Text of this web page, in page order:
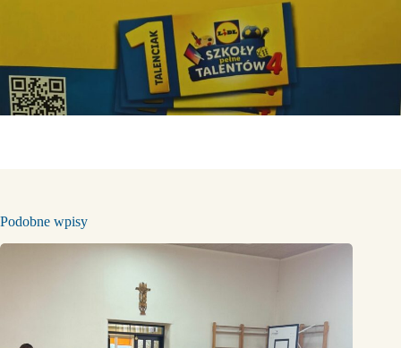
Podobne wpisy